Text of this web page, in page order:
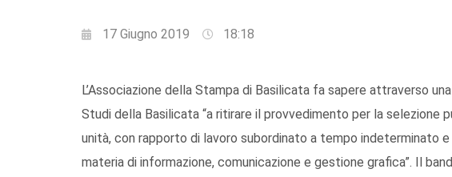
17 Giugno 2019 18:18
L’Associazione della Stampa di Basilicata fa sapere attraverso
Studi della Basilicata “a ritirare il provvedimento per la selezione
unità, con rapporto di lavoro subordinato a tempo indeterminato
materia di informazione, comunicazione e gestione grafica”. Il